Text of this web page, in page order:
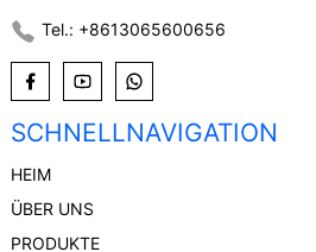
Tel.: +8613065600656
SCHNELLNAVIGATION
HEIM
ÜBER UNS
PRODUKTE